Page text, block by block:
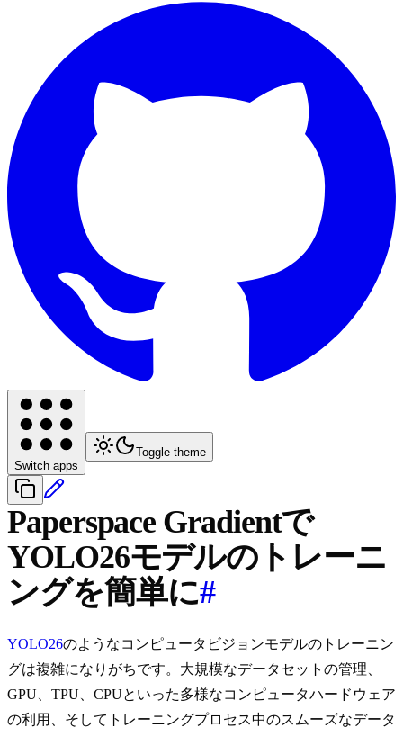
Switch apps
Toggle theme
Paperspace Gradientで
YOLO26モデルのトレーニ
ングを簡単に#
YOLO26のようなコンピュータビジョンモデルのトレーニン
グは複雑になりがちです。大規模なデータセットの管理、
GPU、TPU、CPUといった多様なコンピュータハードウェア
の利用、そしてトレーニングプロセス中のスムーズなデータ